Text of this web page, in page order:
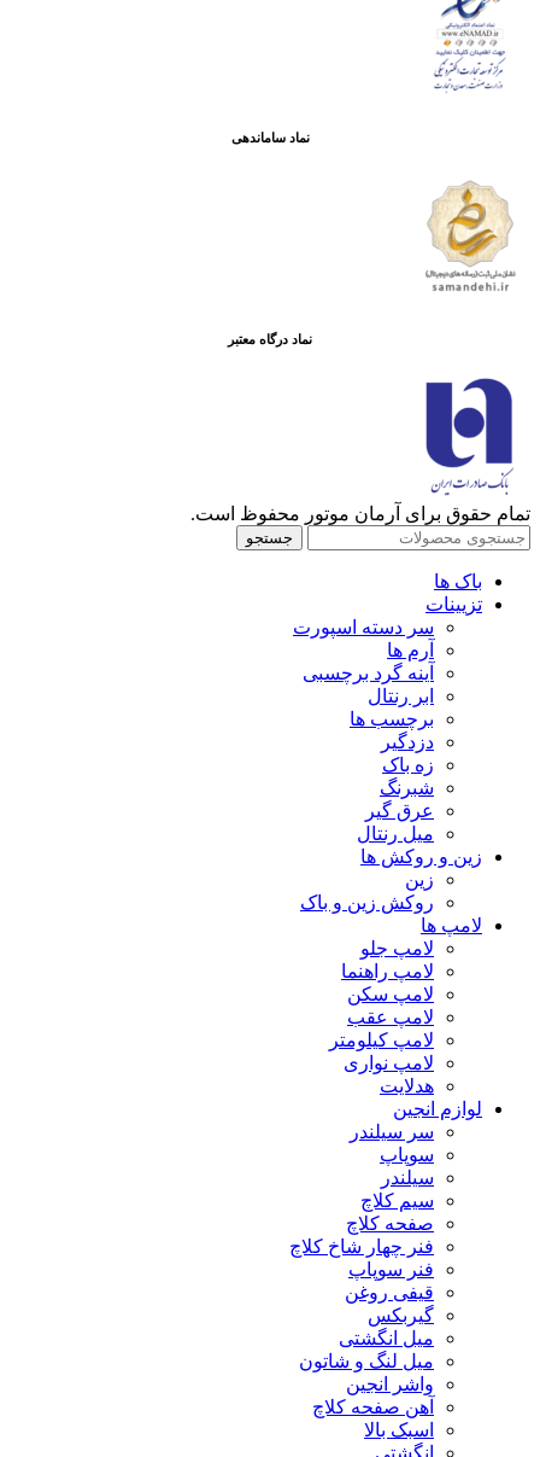
نماد ساماندهی
نماد درگاه معتبر
تمام حقوق برای آرمان موتور محفوظ است.
جستجو
باک ها
تزیینات
سر دسته اسپورت
آرم ها
آینه گرد برچسبی
ابر رنتال
برچسب ها
دزدگیر
زه باک
شبرنگ
عرق گیر
میل رنتال
زین و روکش ها
زین
روکش زین و باک
لامپ ها
لامپ جلو
لامپ راهنما
لامپ سکن
لامپ عقب
لامپ کیلومتر
لامپ نواری
هدلایت
لوازم انجین
سر سیلندر
سوپاپ
سیلندر
سیم کلاچ
صفحه کلاچ
فنر چهار شاخ کلاچ
فنر سوپاپ
قیفی روغن
گیربکس
میل انگشتی
میل لنگ و شاتون
واشر انجین
آهن صفحه کلاچ
اسبک بالا